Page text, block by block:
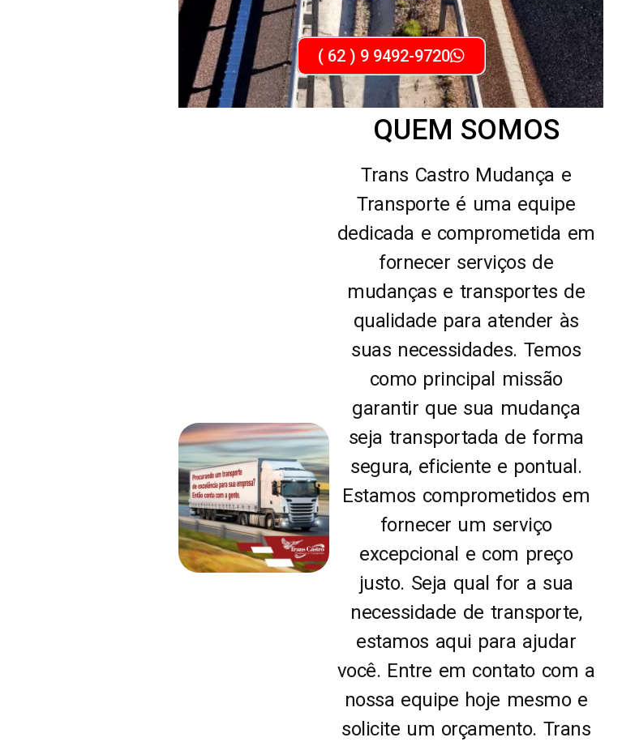
( 62 ) 9 9492-9720
QUEM SOMOS
Trans Castro Mudança e
Transporte é uma equipe
dedicada e comprometida em
fornecer serviços de
mudanças e transportes de
qualidade para atender às
suas necessidades. Temos
como principal missão
garantir que sua mudança
seja transportada de forma
segura, eficiente e pontual.
Estamos comprometidos em
fornecer um serviço
excepcional e com preço
justo. Seja qual for a sua
necessidade de transporte,
estamos aqui para ajudar
você. Entre em contato com a
nossa equipe hoje mesmo e
solicite um orçamento. Trans